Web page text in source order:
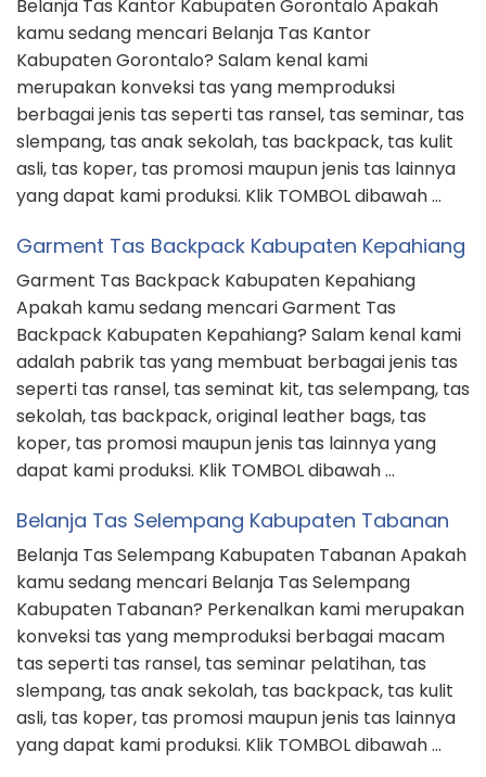
Belanja Tas Kantor Kabupaten Gorontalo Apakah
kamu sedang mencari Belanja Tas Kantor
Kabupaten Gorontalo? Salam kenal kami
merupakan konveksi tas yang memproduksi
berbagai jenis tas seperti tas ransel, tas seminar, tas
slempang, tas anak sekolah, tas backpack, tas kulit
asli, tas koper, tas promosi maupun jenis tas lainnya
yang dapat kami produksi. Klik TOMBOL dibawah …
Garment Tas Backpack Kabupaten Kepahiang
Garment Tas Backpack Kabupaten Kepahiang
Apakah kamu sedang mencari Garment Tas
Backpack Kabupaten Kepahiang? Salam kenal kami
adalah pabrik tas yang membuat berbagai jenis tas
seperti tas ransel, tas seminat kit, tas selempang, tas
sekolah, tas backpack, original leather bags, tas
koper, tas promosi maupun jenis tas lainnya yang
dapat kami produksi. Klik TOMBOL dibawah …
Belanja Tas Selempang Kabupaten Tabanan
Belanja Tas Selempang Kabupaten Tabanan Apakah
kamu sedang mencari Belanja Tas Selempang
Kabupaten Tabanan? Perkenalkan kami merupakan
konveksi tas yang memproduksi berbagai macam
tas seperti tas ransel, tas seminar pelatihan, tas
slempang, tas anak sekolah, tas backpack, tas kulit
asli, tas koper, tas promosi maupun jenis tas lainnya
yang dapat kami produksi. Klik TOMBOL dibawah …